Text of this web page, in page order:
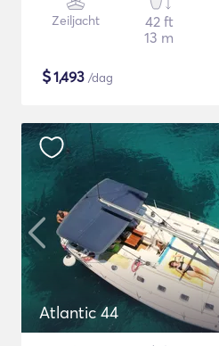
Zeiljacht
42 ft
13 m
$1,493 /dag
Atlantic 44